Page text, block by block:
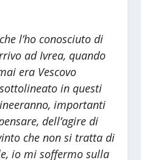
l’ho conosciuto di
ad Ivrea, quando
era Vescovo
in questi
importanti
dell’agire di
che non si tratta di
io mi soffermo sulla